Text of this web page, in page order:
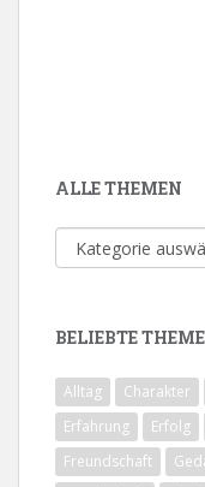
ALLE THEMEN
Alle
Themen
BELIEBTE
Alltag Charakter
Erfahrung
Erfolg
Freundschaft